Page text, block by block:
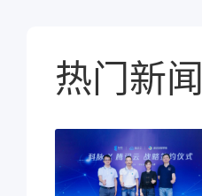
热门新闻